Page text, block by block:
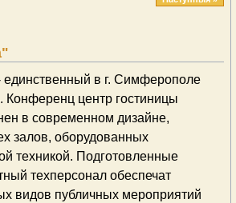
единственный в г. Симферополе
Конференц центр гостиницы
в современном дизайне,
залов, оборудованных
техникой. Подготовленные
техперсонал обеспечат
видов публичных мероприятий